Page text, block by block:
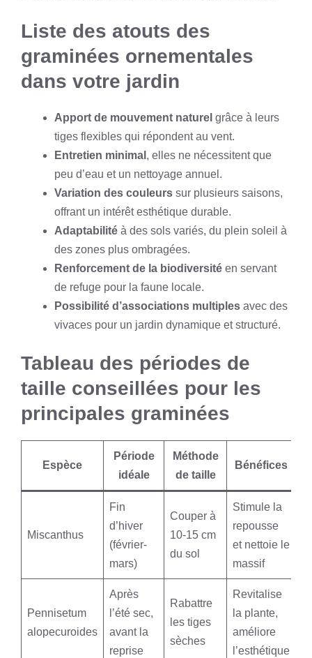
Liste des atouts des
graminées ornementales
dans votre jardin
Apport de mouvement naturel grâce à leurs
tiges flexibles qui répondent au vent.
Entretien minimal , elles ne nécessitent que
peu d’eau et un nettoyage annuel.
Variation des couleurs sur plusieurs saisons,
offrant un intérêt esthétique durable.
Adaptabilité à des sols variés, du plein soleil à
des zones plus ombragées.
Renforcement de la biodiversité en servant
de refuge pour la faune locale.
Possibilité d’associations multiples avec des
vivaces pour un jardin dynamique et structuré.
Tableau des périodes de
taille conseillées pour les
principales graminées
Espèce
Période
idéale
Méthode
de taille
Bénéfices
Miscanthus
Fin
d’hiver
(février-
mars)
Couper à
10-15 cm
du sol
Stimule la
repousse
et nettoie le
massif
Pennisetum
alopecuroides
Après
l’été sec,
avant la
reprise
Rabattre
les tiges
sèches
Revitalise
la plante,
améliore
l’esthétique